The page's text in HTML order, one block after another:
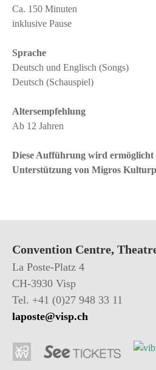
Ca. 150 Minuten
inklusive Pause
Sprache
Deutsch und Englisch (Songs)
Deutsch (Schauspiel)
Altersempfehlung
Ab 12 Jahren
Diese Aufführung wird ermöglicht
Unterstützung von Migros
Convention Centre,
La Poste-Platz 4
CH-3930 Visp
Tel. +41 (0)27 948 33 11
laposte@visp.ch